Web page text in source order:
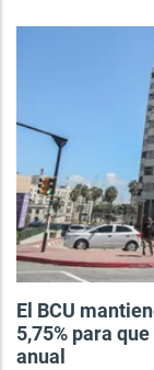
El BCU
5,75% para
anual